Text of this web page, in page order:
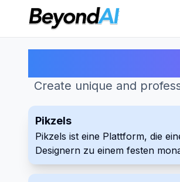
Create unique and
Pikzels
Pikzels ist eine Plattform, die
Designern zu einem festen
und zu beschleunigen.